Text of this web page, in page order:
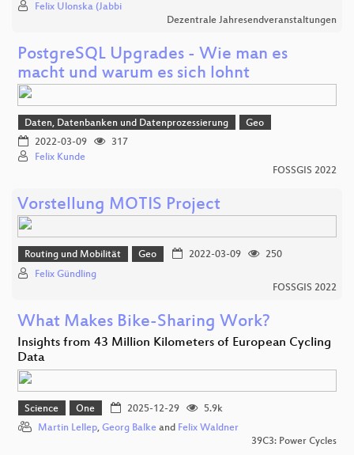
Felix Ulonska (Jabbi
Dezentrale Jahresendveranstaltungen
PostgreSQL Upgrades - Wie man es
macht und warum es sich lohnt
Daten, Datenbanken und Datenprozessierung
Geo
2022-03-09
317
Felix Kunde
FOSSGIS 2022
Vorstellung MOTIS Project
Routing und Mobilität Geo 2022-03-09
250
Felix Gündling
FOSSGIS 2022
What Makes Bike-Sharing Work?
Insights from 43 Million Kilometers of European Cycling
Data
Science One 2025-12-29
5.9k
Martin Lellep, Georg Balke and Felix Waldner
39C3: Power Cycles